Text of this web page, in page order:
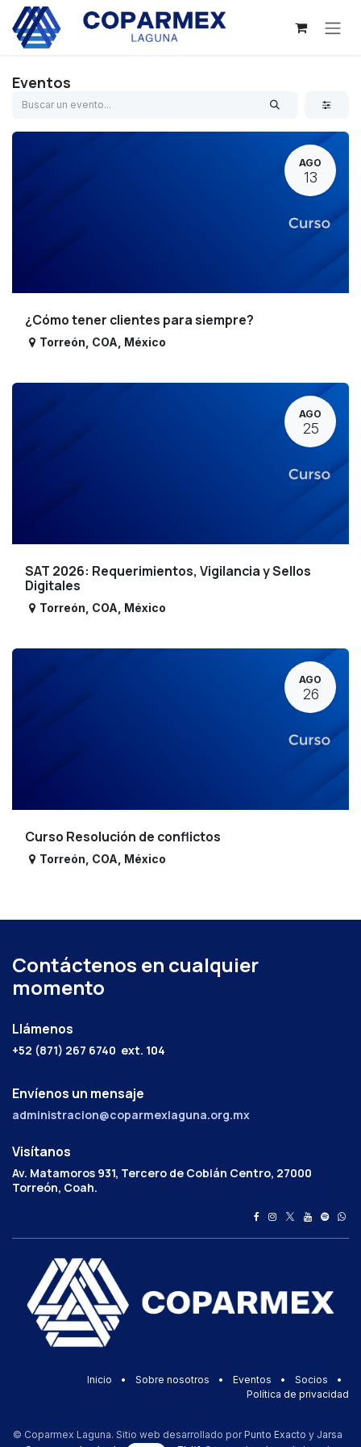
Ir al contenido
Eventos
AGO
13
¿Cómo tener clientes para siempre?
Torreón COA México
AGO
25
SAT 2026: Requerimientos, Vigilancia y Sellos
Digitales
Torreón COA México
AGO
26
Curso Resolución de conflictos
Torreón COA México
Contáctenos en cualquier
momento
Llámenos
+52 (871) 267 6740 ext. 104
Envíenos un mensaje
administracion@coparmexlaguna.org.mx
Visítanos
Av. Matamoros 931, Tercero de Cobián Centro, 27000
Torreón, Coah.
Inicio • Sobre nosotros • Eventos • Socios
•
Política de privacidad
© Coparmex Laguna. Sitio web desarrollado por Punto Exacto y Jarsa